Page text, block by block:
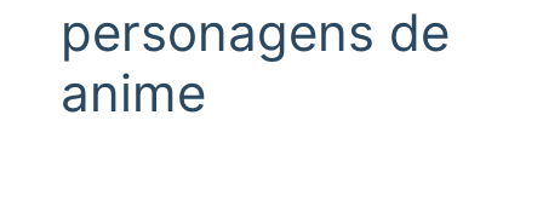
personagens de
anime